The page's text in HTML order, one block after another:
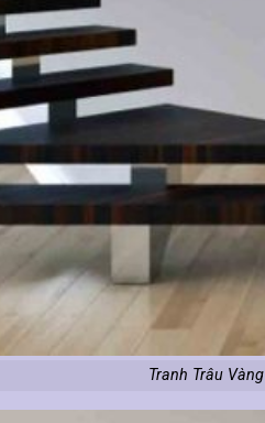
Tranh Trâu